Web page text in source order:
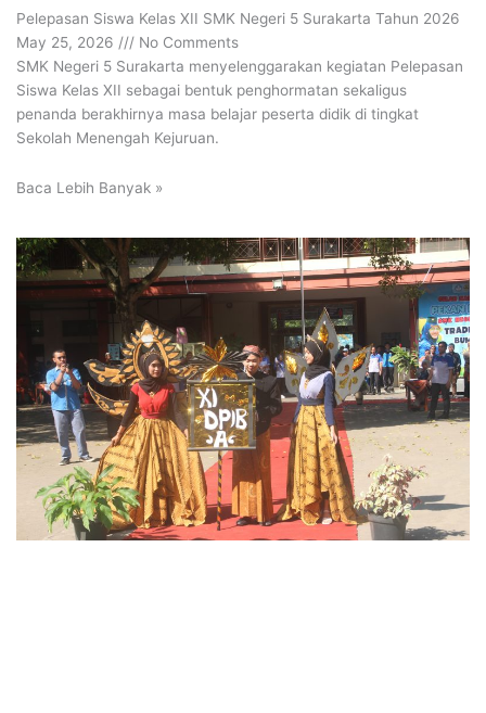
Pelepasan Siswa Kelas XII SMK Negeri 5 Surakarta Tahun 2026
May 25, 2026
No Comments
SMK Negeri 5 Surakarta menyelenggarakan kegiatan Pelepasan
Siswa Kelas XII sebagai bentuk penghormatan sekaligus
penanda berakhirnya masa belajar peserta didik di tingkat
Sekolah Menengah Kejuruan.
Baca Lebih Banyak »